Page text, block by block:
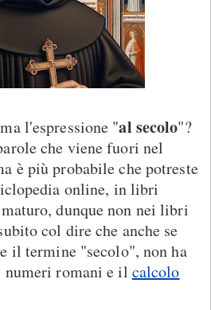
l'espressione "al secolo"?
che viene fuori nel
è più probabile che potreste
online, in libri
dunque non nei libri
col dire che anche se
il termine "secolo", non ha
numeri romani e il calcolo